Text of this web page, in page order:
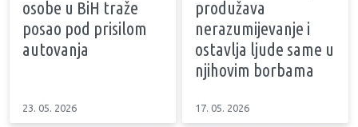
osobe u BiH traže
posao pod prisilom
autovanja
23. 05. 2026
produžava
nerazumijevanje i
ostavlja ljude same u
njihovim borbama
17. 05. 2026